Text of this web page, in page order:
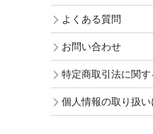
よくある質問
お問い合わせ
特定商取引法に関
個人情報の取り扱い